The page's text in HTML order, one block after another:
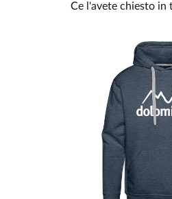
Ce l'avete chiesto in